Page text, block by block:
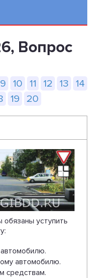
Вопрос
9 10 11 12 13
14
19 20
уступить
автомобилю.
средствам.